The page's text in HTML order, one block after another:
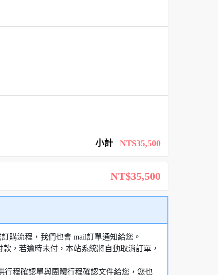
小計 NT$35,500
NT$35,500
購流程，我們也會 mail訂單通知給您。
，若逾時未付，本站系統將自動取消訂單，
行程確認單與團體行程確認文件給您，您也